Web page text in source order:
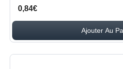
0,84€
Ajouter Au